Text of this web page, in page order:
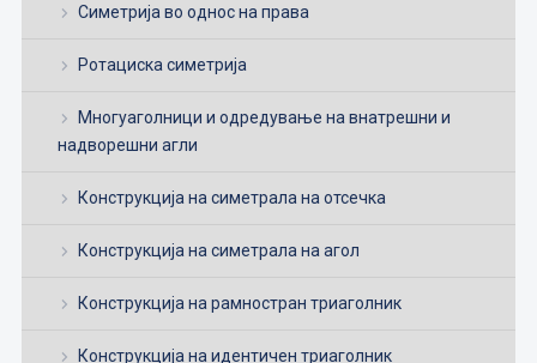
Симетрија во однос на права
Ротациска симетрија
Многуаголници и одредување на внатрешни и
надворешни агли
Конструкција на симетрала на отсечка
Конструкција на симетрала на агол
Конструкција на рамностран триаголник
Конструкција на идентичен триаголник